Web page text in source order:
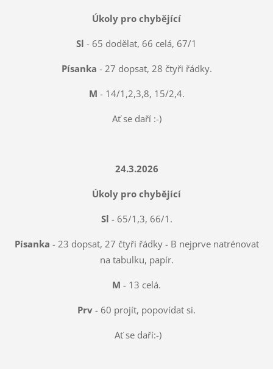
Úkoly pro chybějící
Sl - 65 dodělat, 66 celá, 67/1
Písanka - 27 dopsat, 28 čtyři řádky.
M - 14/1,2,3,8, 15/2,4.
Ať se daří :-)
24.3.2026
Úkoly pro chybějící
Sl - 65/1,3, 66/1.
Písanka - 23 dopsat, 27 čtyři řádky - B nejprve natrénovat
na tabulku, papír.
M - 13 celá.
Prv - 60 projít, popovídat si.
Ať se daří:-)